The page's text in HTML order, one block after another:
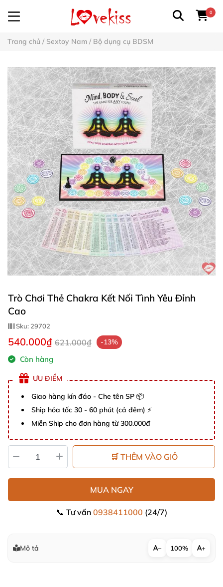
0
Trang chủ / Sextoy Nam / Bộ dụng cụ BDSM
Trò Chơi Thẻ Chakra Kết Nối Tình Yêu Đỉnh
Cao
Sku: 29702
540.000₫ 621.000₫ -13%
Còn hàng
ƯU ĐIỂM
Giao hàng kín đáo - Che tên SP 📦
Ship hỏa tốc 30 - 60 phút (cả đêm) ⚡
Miễn Ship cho đơn hàng từ 300.000đ
🛒 THÊM VÀO GIỎ
MUA NGAY
📞 Tư vấn 0938411000 (24/7)
Mô tả − 100% +